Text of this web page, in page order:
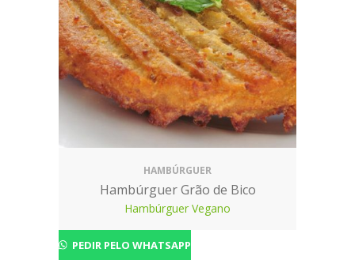
HAMBÚRGUER
Hambúrguer Grão de Bico
Hambúrguer Vegano
PEDIR PELO WHATSAPP